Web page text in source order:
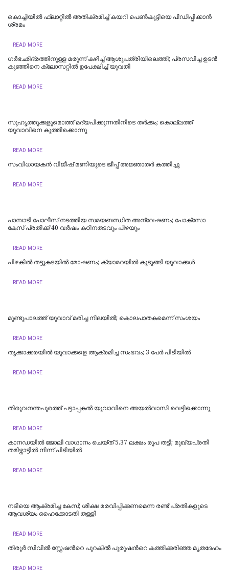
കൊച്ചിയില്‍ ഫ്ലാറ്റിൽ അതിക്രമിച്ച് കയറി പെൺകുട്ടിയെ പീഡിപ്പിക്കാൻ
ശ്രമം
READ MORE
ഗർഭഛിദ്രത്തിനുള്ള മരുന്ന് കഴിച്ച് ആശുപത്രിയിലെത്തി; പ്രസവിച്ച ഉടൻ
കുഞ്ഞിനെ ക്ലോസറ്റിൽ ഉപേക്ഷിച്ച് യുവതി
READ MORE
സുഹൃത്തുക്കളുമൊത്ത് മദ്യപിക്കുന്നതിനിടെ തര്‍ക്കം; കൊല്ലത്ത്
യുവാവിനെ കുത്തിക്കൊന്നു
READ MORE
സംവിധായകൻ വിജീഷ് മണിയുടെ ജീപ്പ് അജ്ഞാതർ കത്തിച്ചു
READ MORE
പാമ്പാടി പോലീസ് നടത്തിയ സമയബന്ധിത അന്വേഷണം; പോക്സോ
കേസ് പ്രതിക്ക് 40 വർഷം കഠിനതടവും പിഴയും
READ MORE
പിഴകിൽ തട്ടുകടയിൽ മോഷണം; ക്യാമറയിൽ കുടുങ്ങി യുവാക്കൾ
READ MORE
മുണ്ടുപാലത്ത് യുവാവ് മരിച്ച നിലയില്‍; കൊലപാതകമെന്ന് സംശയം
READ MORE
തൃക്കാക്കരയിൽ യുവാക്കളെ ആക്രമിച്ച സംഭവം; 3 പേർ പിടിയിൽ
READ MORE
തിരുവനന്തപുരത്ത് പട്ടാപ്പകൽ യുവാവിനെ അയൽവാസി വെട്ടിക്കൊന്നു
READ MORE
കാനഡയിൽ ജോലി വാഗ്ദാനം ചെയ്ത് 5.37 ലക്ഷം രൂപ തട്ടി; മുഖ്യപ്രതി
തമിഴ്നാട്ടിൽ നിന്ന് പിടിയിൽ
READ MORE
നടിയെ ആക്രമിച്ച കേസ്; ശിക്ഷ മരവിപ്പിക്കണമെന്ന രണ്ട് പ്രതികളുടെ
ആവശ്യം ഹൈക്കോടതി തള്ളി
READ MORE
തിരൂർ സിവിൽ സ്റ്റേഷന്‍റെ പുറകിൽ പുരുഷന്‍റെ കത്തിക്കരിഞ്ഞ മൃതദേഹം
READ MORE